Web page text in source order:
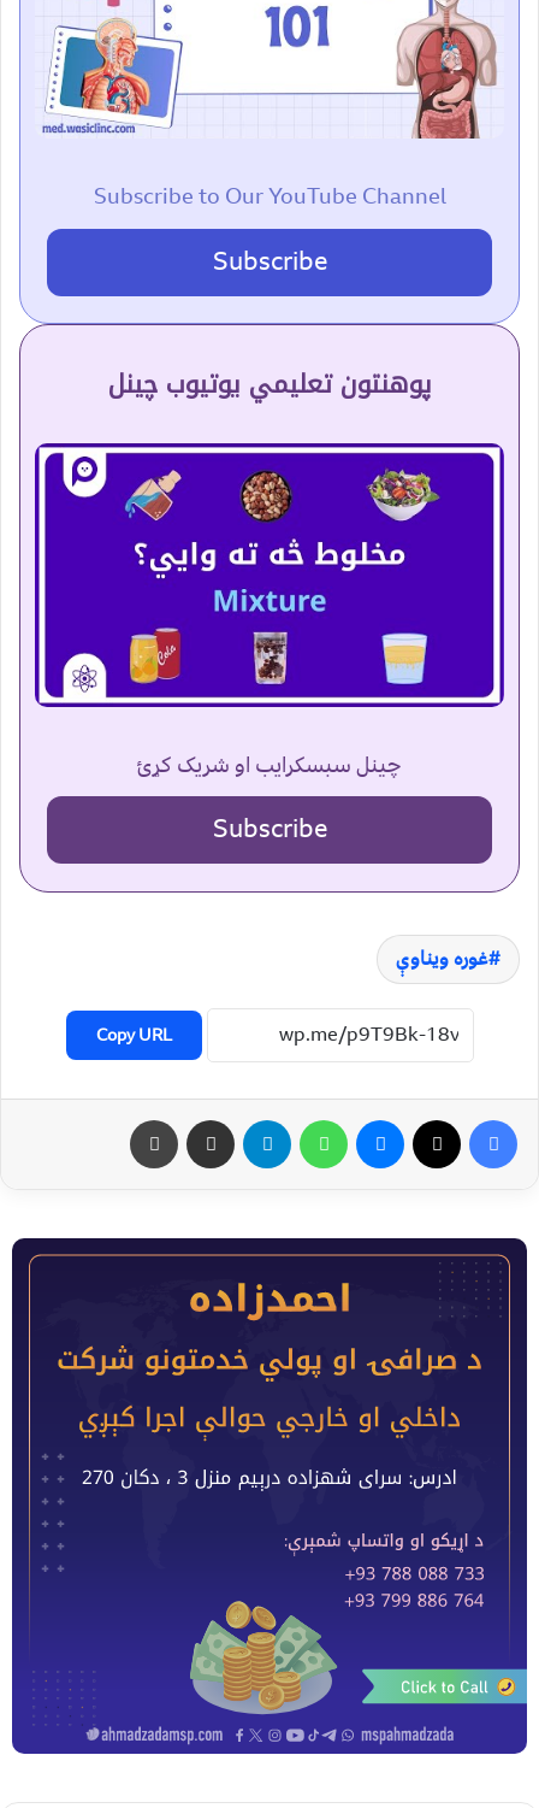
Subscribe to Our YouTube Channel
Subscribe
پوهنتون تعلیمي یوتیوب چینل
چینل سبسکرایب او شریک کړئ
Subscribe
غوره ویناوې
Copy URL